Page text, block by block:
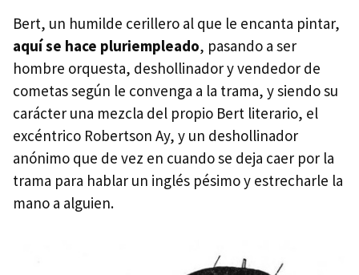
Bert, un humilde cerillero al que le encanta pintar,
aquí se hace pluriempleado, pasando a ser
hombre orquesta, deshollinador y vendedor de
cometas según le convenga a la trama, y siendo su
carácter una mezcla del propio Bert literario, el
excéntrico Robertson Ay, y un deshollinador
anónimo que de vez en cuando se deja caer por la
trama para hablar un inglés pésimo y estrecharle la
mano a alguien.